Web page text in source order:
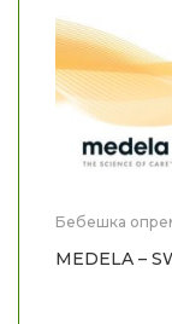
Бебешка
MEDELA –